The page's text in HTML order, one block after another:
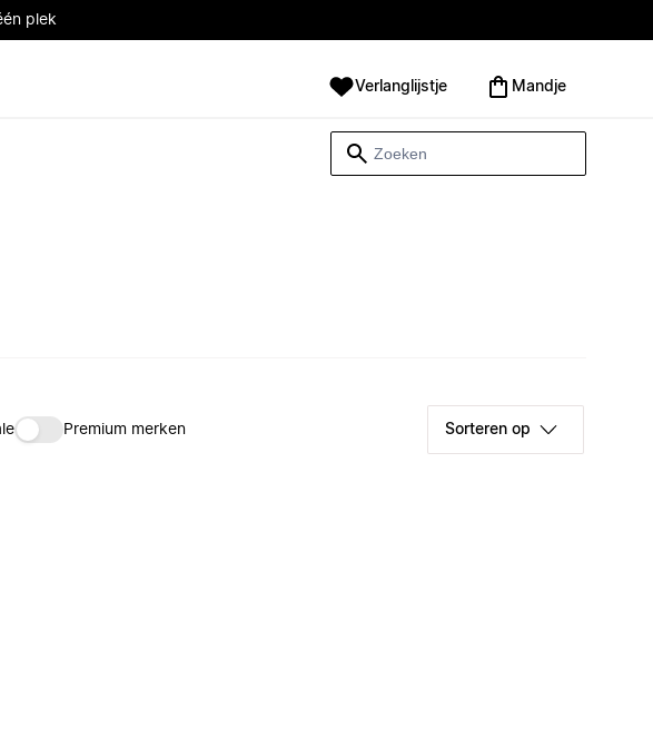
plek
Verlanglijstje Mandje
Premium merken Sorteren op